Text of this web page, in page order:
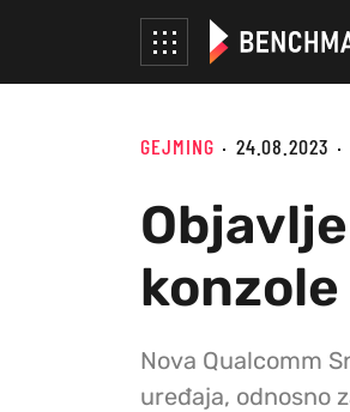
GEJMING 24.08.2023
Nova Qualcomm
uređaja, odnosno